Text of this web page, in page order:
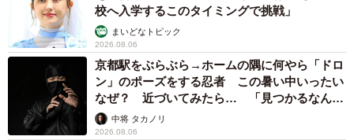
校へ入学するこのタイミングで挑戦」
まいどなトピック
2026.08.06
京都駅をぶらぶら→ホームの隅に何やら「ドロ
ン」のポーズをする忍者 この暑い中いったい
なぜ？ 近づいてみたら… 「見つかるなんて
未熟」中将 タカノリ
2026.08.06